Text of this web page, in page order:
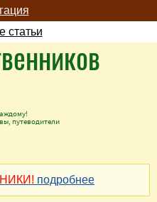
статьи
путеводители
подробнее